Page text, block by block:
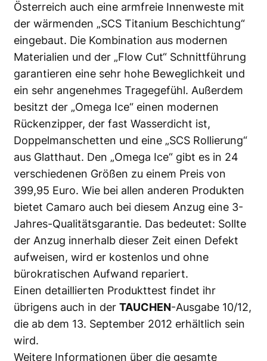
Österreich auch eine armfreie Innenweste mit
der wärmenden „SCS Titanium Beschichtung“
eingebaut. Die Kombination aus modernen
Materialien und der „Flow Cut“ Schnittführung
garantieren eine sehr hohe Beweglichkeit und
ein sehr angenehmes Tragegefühl. Außerdem
besitzt der „Omega Ice“ einen modernen
Rückenzipper, der fast Wasserdicht ist,
Doppelmanschetten und eine „SCS Rollierung“
aus Glatthaut. Den „Omega Ice“ gibt es in 24
verschiedenen Größen zu einem Preis von
399,95 Euro. Wie bei allen anderen Produkten
bietet Camaro auch bei diesem Anzug eine 3-
Jahres-Qualitätsgarantie. Das bedeutet: Sollte
der Anzug innerhalb dieser Zeit einen Defekt
aufweisen, wird er kostenlos und ohne
bürokratischen Aufwand repariert.
Einen detaillierten Produkttest findet ihr
übrigens auch in der TAUCHEN-Ausgabe 10/12,
die ab dem 13. September 2012 erhältlich sein
wird.
Weitere Informationen über die gesamte